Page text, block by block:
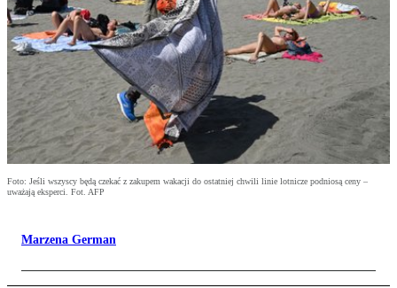
Foto: Jeśli wszyscy będą czekać z zakupem wakacji do ostatniej chwili linie lotnicze podniosą ceny –
uważają eksperci. Fot. AFP
Marzena German